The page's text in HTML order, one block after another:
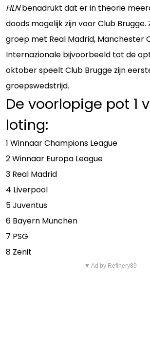
HLNbenadrukt dat er in theorie
doods mogelijk zijn voor Club
groep met Real Madrid, Manchester
Internazionale bijvoorbeeld tot de
oktober speelt Club Brugge zijn
groepswedstrijd.
De voorlopige pot 1
loting:
1 Winnaar Champions League
2 Winnaar Europa League
3 Real Madrid
4 Liverpool
5 Juventus
6 Bayern München
7 PSG
8 Zenit
▼ Ad by Refinery89